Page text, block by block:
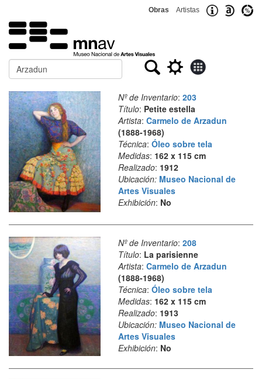
Obras Artistas
Buscar
Nº de Inventario: 203
Título: Petite estella
Artista: Carmelo de Arzadun
(1888-1968)
Técnica: Óleo sobre tela
Medidas: 162 x 115 cm
Realizado: 1912
Ubicación: Museo Nacional de
Artes Visuales
Exhibición: No
Nº de Inventario: 208
Título: La parisienne
Artista: Carmelo de Arzadun
(1888-1968)
Técnica: Óleo sobre tela
Medidas: 162 x 115 cm
Realizado: 1913
Ubicación: Museo Nacional de
Artes Visuales
Exhibición: No